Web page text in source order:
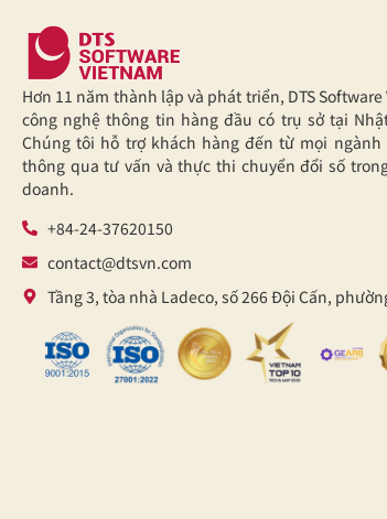
Hơn 11 năm thành lập và phát triển, DTS
công nghệ thông tin hàng đầu có trụ sở tại
Chúng tôi hỗ trợ khách hàng đến từ mọi
thông qua tư vấn và thực thi chuyển đổi số
doanh.
+84-24-37620150
contact@dtsvn.com
Tầng 3, tòa nhà Ladeco, số 266 Đội Cấn,